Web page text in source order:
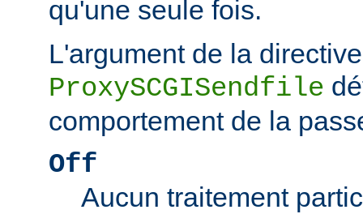
qu'une seule fois.
L'argument de la directive
ProxySCGISendfile
comportement de la
Off
Aucun traitement